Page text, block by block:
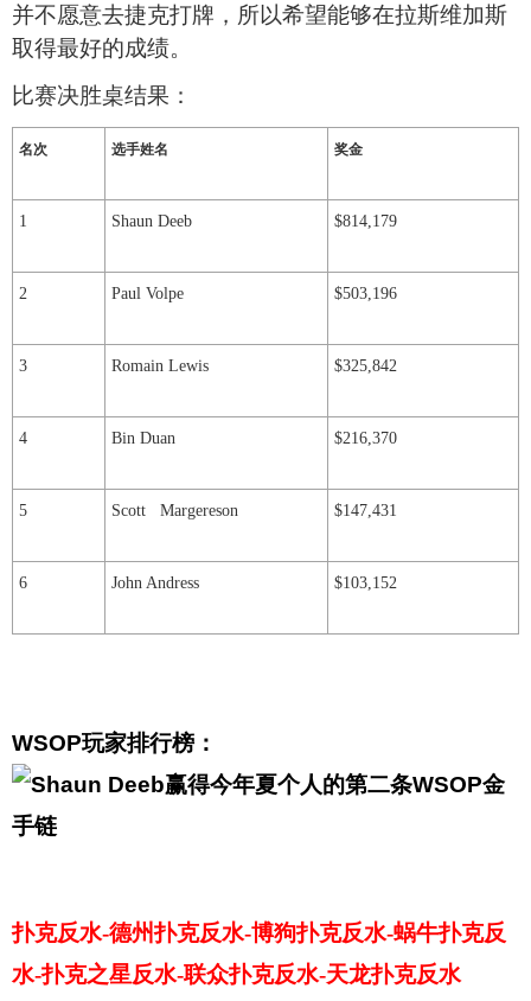
并不愿意去捷克打牌，所以希望能够在拉斯维加斯
取得最好的成绩。
比赛决胜桌结果：
名次 选手姓名 奖金
1 Shaun Deeb $814,179
2 Paul Volpe $503,196
3 Romain Lewis $325,842
4 Bin Duan $216,370
5 Scott Margereson $147,431
6 John Andress $103,152
WSOP玩家排行榜：
扑克反水-德州扑克反水-博狗扑克反水-蜗牛扑克反
水-扑克之星反水-联众扑克反水-天龙扑克反水